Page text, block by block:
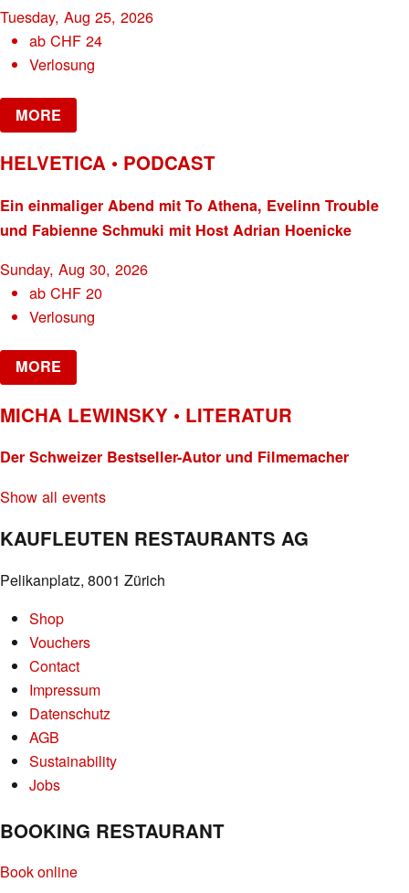
Tuesday, Aug 25, 2026
abCHF 24
Verlosung
MORE
HELVETICA • PODCAST
Ein einmaliger Abend mit To Athena, Evelinn Trouble
und Fabienne Schmuki mit Host Adrian Hoenicke
Sunday, Aug 30, 2026
abCHF 20
Verlosung
MORE
MICHA LEWINSKY • LITERATUR
Der Schweizer Bestseller-Autor und Filmemacher
Show all events
KAUFLEUTEN RESTAURANTS AG
Pelikanplatz, 8001 Zürich
Shop
Vouchers
Contact
Impressum
Datenschutz
AGB
Sustainability
Jobs
BOOKING RESTAURANT
Book online